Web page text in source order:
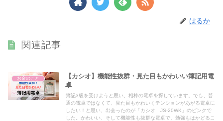
はるか
関連記事
お金のこと
【カシオ】機能性抜群・見た目もかわいい簿記用電
卓
簿記3級を受けようと思い、相棒の電卓を探しています。でも、普
通の電卓ではなくて、見た目もかわいくテンションがあがる電卓に
したい！と思い、出会ったのが「カシオ JS-20WK」のピンクで
した。かわいい、そして機能性も抜群な電卓で、勉強もはかどるこ